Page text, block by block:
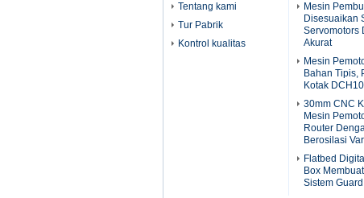
Tentang kami
Tur Pabrik
Kontrol kualitas
Mesin
Disesuaikan
Servomotors
Akurat
Mesin
Bahan Tipis,
Kotak
30mm CNC
Mesin
Router
Berosilasi
Flatbed
Box
Sistem